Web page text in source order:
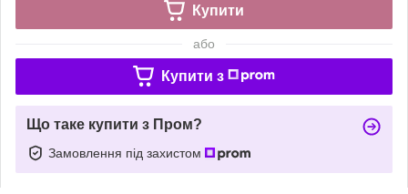
Купити
або
Купити з
Що таке купити з Пром?
Замовлення під захистом